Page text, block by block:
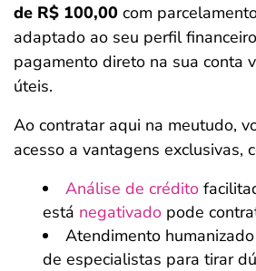
de R$ 100,00 com
adaptado ao seu perfil
pagamento direto na sua conta
úteis.
Ao contratar aqui na meutudo,
acesso a vantagens exclusivas,
Análise de crédito
está negativado pode
Atendimento
de especialistas para tirar